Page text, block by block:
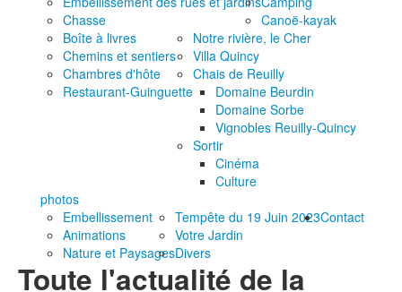
Chasse
Canoë-kayak
Boîte à livres
Chemins et sentiers
Chambres d'hôte
Restaurant-Guinguette
Notre rivière, le Cher
Villa Quincy
Chais de Reuilly
Domaine Beurdin
Domaine Sorbe
Vignobles Reuilly-Quincy
Sortir
Cinéma
Culture
photos
Embellissement
Animations
Nature et Paysages
Tempête du 19 Juin 2023
Votre Jardin
Divers
Contact
Toute l'actualité de la